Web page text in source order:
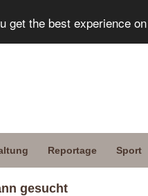
get the best experience
Reportage Sport
gesucht